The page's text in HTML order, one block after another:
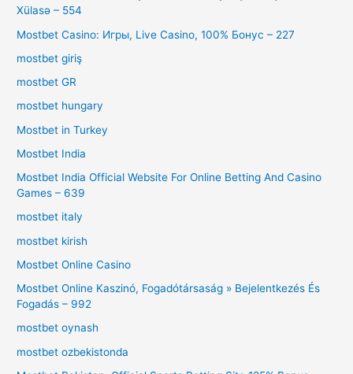
Xülasə – 554
Mostbet Casino: Игры, Live Casino, 100% Бонус – 227
mostbet giriş
mostbet GR
mostbet hungary
Mostbet in Turkey
Mostbet India
Mostbet India Official Website For Online Betting And Casino
Games – 639
mostbet italy
mostbet kirish
Mostbet Online Casino
Mostbet Online Kaszinó, Fogadótársaság » Bejelentkezés És
Fogadás – 992
mostbet oynash
mostbet ozbekistonda